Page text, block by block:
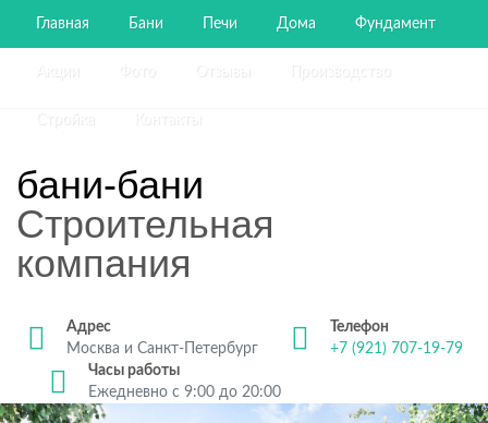
Главная Бани Печи Дома Фундамент
бани-бани
Строительная
компания
Адрес
Москва и Санкт-Петербург
Телефон
+7 (921) 707-19-79
Часы работы
Ежедневно с 9:00 до 20:00